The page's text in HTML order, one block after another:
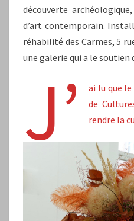
découverte
d’art contemporain.
réhabilité des Carmes, 5
une galerie qui a le soutien
J’
ai lu que
de
rendre la